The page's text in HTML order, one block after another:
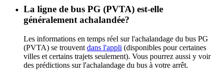
La ligne de bus PG (PVTA) est-elle
généralement achalandée?
Les informations en temps réel sur l'achalandage du bus PG
(PVTA) se trouvent dans l'appli (disponibles pour certaines
villes et certains trajets seulement). Vous pourrez aussi y voir
des prédictions sur l'achalandage du bus à votre arrêt.